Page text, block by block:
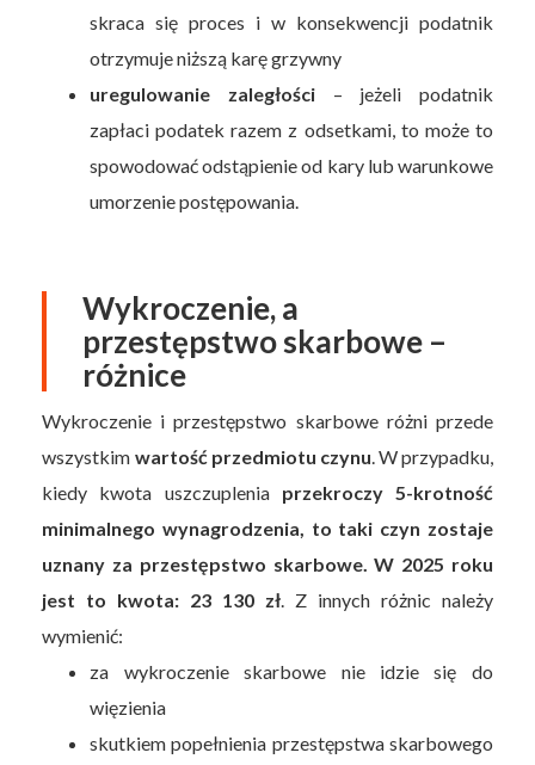
skraca się proces i w konsekwencji podatnik
otrzymuje niższą karę grzywny
uregulowanie zaległości – jeżeli podatnik
zapłaci podatek razem z odsetkami, to może to
spowodować odstąpienie od kary lub warunkowe
umorzenie postępowania.
Wykroczenie, a
przestępstwo skarbowe –
różnice
Wykroczenie i przestępstwo skarbowe różni przede
wszystkim wartość przedmiotu czynu. W przypadku,
kiedy kwota uszczuplenia przekroczy 5-krotność
minimalnego wynagrodzenia, to taki czyn zostaje
uznany za przestępstwo skarbowe. W 2025 roku
jest to kwota: 23 130 zł. Z innych różnic należy
wymienić:
za wykroczenie skarbowe nie idzie się do
więzienia
skutkiem popełnienia przestępstwa skarbowego